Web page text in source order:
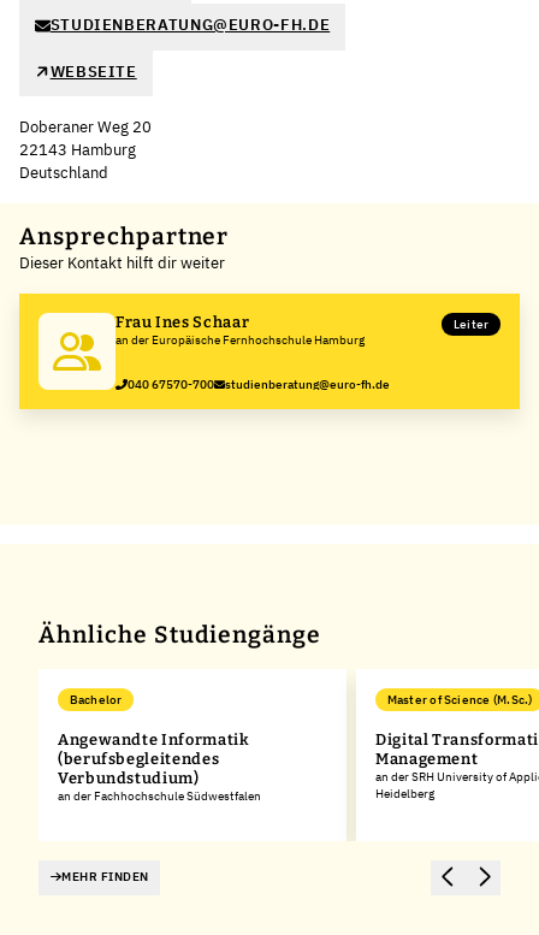
STUDIENBERATUNG@EURO-FH.DE
WEBSEITE
Doberaner Weg 20
22143 Hamburg
Deutschland
+
−
Ansprechpartner
Dieser Kontakt hilft dir weiter
Frau Ines Schaar
an der Europäische Fernhochschule Hamburg
Leiter
040 67570-700 studienberatung@euro-fh.de
Ähnliche Studiengänge
Bachelor
Angewandte Informatik
(berufsbegleitendes
Verbundstudium)
an der Fachhochschule Südwestfalen
Master of Science (M.Sc.)
Digital
Management
an der SRH University of
Heidelberg
MEHR FINDEN